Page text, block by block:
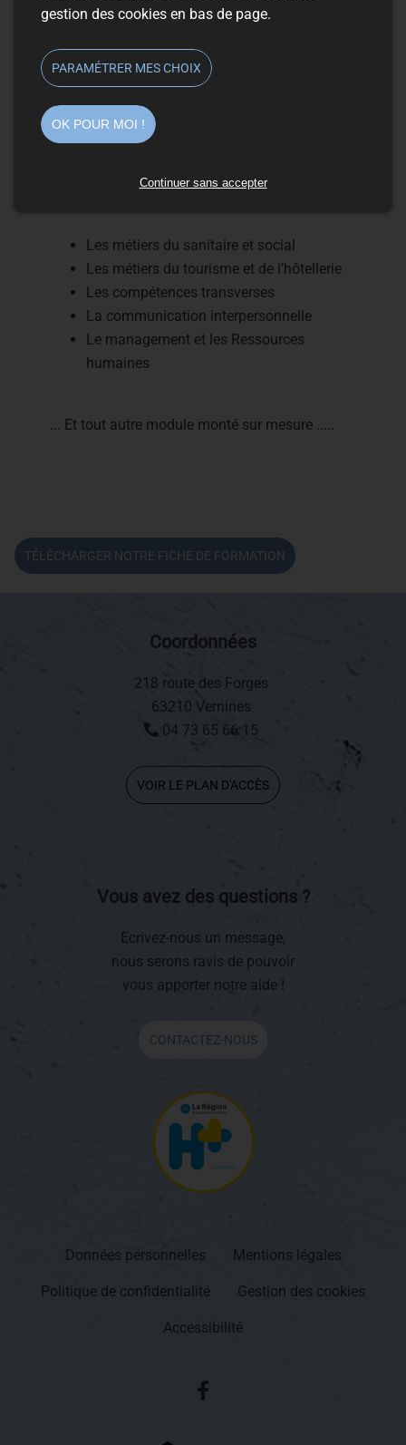
FORMATIONS POSSIBLES
Tout module de compétences professionnelles
Les métiers du sanitaire et social
Les métiers du tourisme et de l’hôtellerie
Les compétences transverses
La communication interpersonnelle
Le management et les Ressources
humaines
... Et tout autre module monté sur mesure .....
TÉLÉCHARGER NOTRE FICHE DE FORMATION
Coordonnées
218 route des Forges
63210 Vernines
04 73 65 66 15
VOIR LE PLAN D'ACCÈS
Vous avez des questions ?
Ecrivez-nous un message,
nous serons ravis de pouvoir
vous apporter notre aide !
CONTACTEZ-NOUS
Données personnelles Mentions légales
Politique de confidentialité Gestion des cookies
Accessibilité
gestion des cookies en bas de page.
PARAMÉTRER MES CHOIX
OK POUR MOI !
Continuer sans accepter